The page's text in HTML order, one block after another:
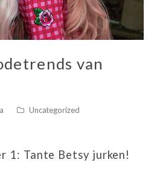
van
Uncategorized
1: Tante Betsy jurken!